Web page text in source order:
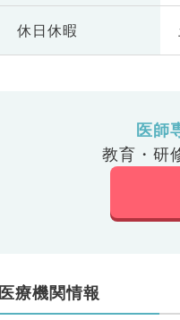
休日休暇
医師
教育・研
医療機関情報